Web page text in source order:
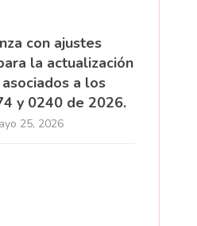
con ajustes
la actualización
a los
y 0240 de 2026.
25, 2026